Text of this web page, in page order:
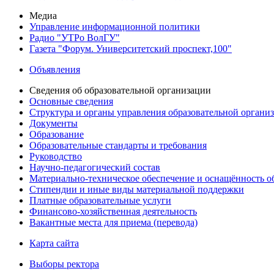
Медиа
Управление информационной политики
Радио "УТРо ВолГУ"
Газета "Форум. Университетский проспект,100"
Объявления
Сведения об образовательной организации
Основные сведения
Структура и органы управления образовательной
Документы
Образование
Образовательные стандарты и требования
Руководство
Научно-педагогический состав
Материально-техническое обеспечение и оснащённость
Стипендии и иные виды материальной поддержки
Платные образовательные услуги
Финансово-хозяйственная деятельность
Вакантные места для приема (перевода)
Карта сайта
Выборы ректора